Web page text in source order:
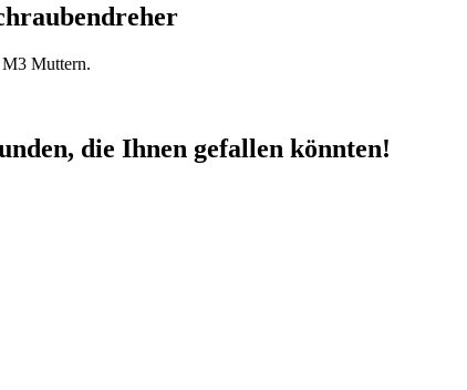
M3 Muttern.
die Ihnen gefallen könnten!